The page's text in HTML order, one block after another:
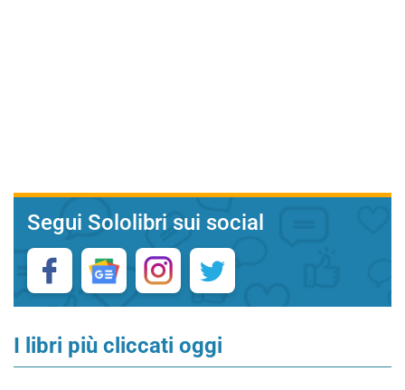
Segui Sololibri sui social
I libri più cliccati oggi